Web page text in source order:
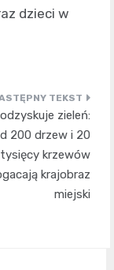
dzieci w
zieleń:
200 drzew i 20
tysięcy krzewów
krajobraz
miejski